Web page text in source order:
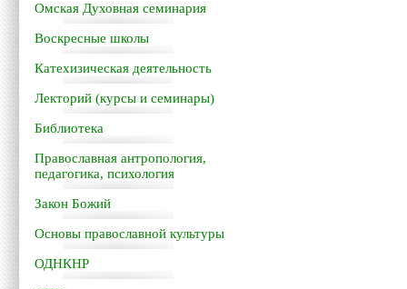
Омская Духовная семинария
Воскресные школы
Катехизическая деятельность
Лекторий (курсы и семинары)
Библиотека
Православная антропология,
педагогика, психология
Закон Божий
Основы православной культуры
ОДНКНР